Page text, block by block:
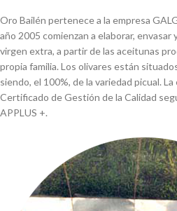
Oro Bailén pertenece a la empresa
año 2005 comienzan a elaborar, envasar
virgen extra, a partir de las aceitunas
propia familia. Los olivares están
siendo, el 100%, de la variedad picual.
Certificado de Gestión de la Calidad
APPLUS +.